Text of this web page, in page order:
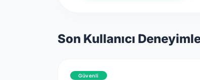
Son Kullanıcı
Güvenli